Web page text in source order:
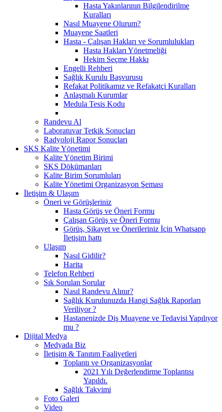
Hasta Yakınlarının Bilgilendirilme
Kuralları
Nasıl Muayene Olurum?
Muayene Saatleri
Hasta - Çalışan Hakları ve Sorumlulukları
Hasta Hakları Yönetmeliği
Hekim Seçme Hakkı
Engelli Rehberi
Sağlık Kurulu Başvurusu
Refakat Politikamız ve Refakatçi Kuralları
Anlaşmalı Kurumlar
Medula Tesis Kodu
Randevu Al
Laboratuvar Tetkik Sonuçları
Radyoloji Rapor Sonuçları
SKS Kalite Yönetimi
Kalite Yönetim Birimi
SKS Dökümanları
Kalite Birim Sorumluları
Kalite Yönetimi Organizasyon Şeması
İletişim & Ulaşım
Öneri ve Görüşleriniz
Hasta Görüş ve Öneri Formu
Çalışan Görüş ve Öneri Formu
Görüş, Şikayet ve Önerileriniz İçin Whatsapp
İletişim hattı
Ulaşım
Nasıl Gidilir?
Harita
Telefon Rehberi
Sık Sorulan Sorular
Nasıl Randevu Alınır?
Sağlık Kurulunuzda Hangi Sağlık Raporları
Veriliyor ?
Hastanenizde Diş Muayene ve Tedavisi Yapılıyor
mu ?
Dijital Medya
Medyada Biz
İletişim & Tanıtım Faaliyetleri
Toplantı ve Organizasyonlar
2021 Yılı Değerlendirme Toplantısı
Yapıldı.
Sağlık Takvimi
Foto Galeri
Video